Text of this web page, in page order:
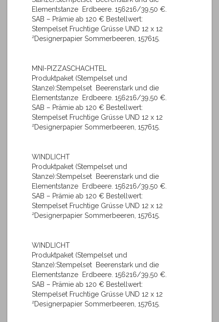
Elementstanze Erdbeere. 156216/39,50 €.
SAB – Prämie ab 120 € Bestellwert:
Stempelset Fruchtige Grüsse UND 12 x 12
²Designerpapier Sommerbeeren, 157615.
MNI-PIZZASCHACHTEL
Produktpaket (Stempelset und
Stanze):Stempelset Beerenstark und die
Elementstanze Erdbeere. 156216/39,50 €.
SAB – Prämie ab 120 € Bestellwert:
Stempelset Fruchtige Grüsse UND 12 x 12
²Designerpapier Sommerbeeren, 157615.
WINDLICHT
Produktpaket (Stempelset und
Stanze):Stempelset Beerenstark und die
Elementstanze Erdbeere. 156216/39,50 €.
SAB – Prämie ab 120 € Bestellwert:
Stempelset Fruchtige Grüsse UND 12 x 12
²Designerpapier Sommerbeeren, 157615.
WINDLICHT
Produktpaket (Stempelset und
Stanze):Stempelset Beerenstark und die
Elementstanze Erdbeere. 156216/39,50 €.
SAB – Prämie ab 120 € Bestellwert:
Stempelset Fruchtige Grüsse UND 12 x 12
²Designerpapier Sommerbeeren, 157615.